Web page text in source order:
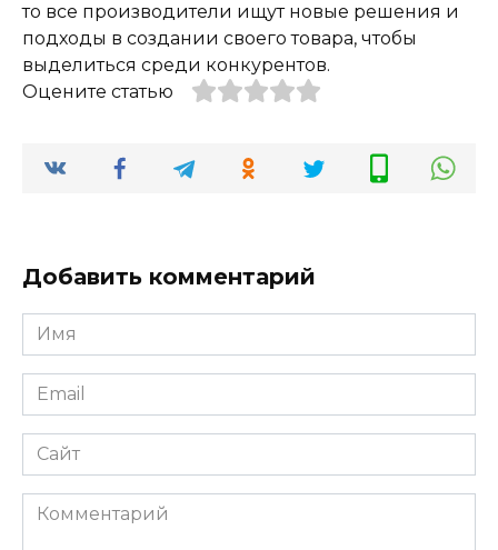
то все производители ищут новые решения и
подходы в создании своего товара, чтобы
выделиться среди конкурентов.
Оцените статью
Добавить комментарий
Имя
*
Email
*
Сайт
Комментарий